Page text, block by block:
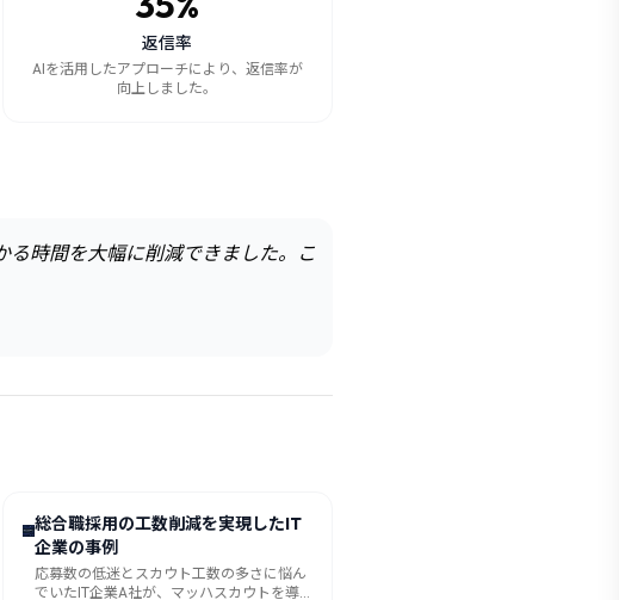
返信率
AIを活用したアプローチにより、返信率が
向上しました。
時間を大幅に削減できました。こ
総合職採用の工数削減を実現したIT
企業の事例
応募数の低迷とスカウト工数の多さに悩ん
でいたIT企業A社が、マッハスカウトを導